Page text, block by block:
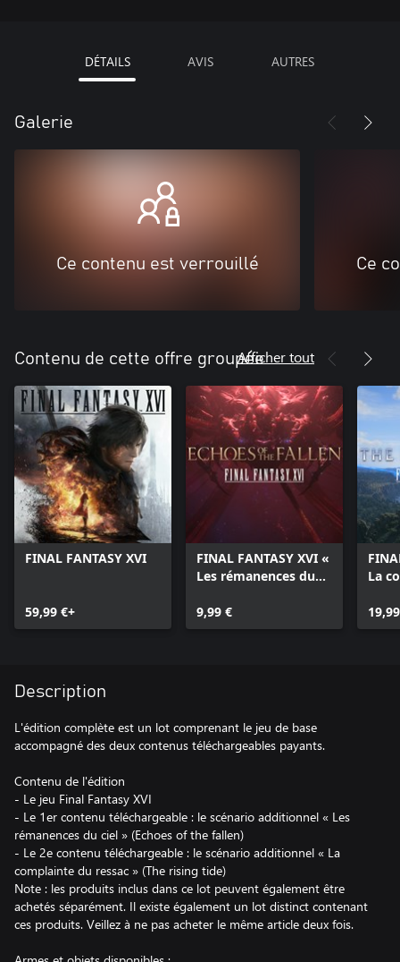
DÉTAILS AVIS AUTRES
Galerie
Ce contenu est verrouillé Ce
Contenu de cette offre groupéeAfficher tout
FINAL FANTASY XVI
59,99 €+
FINAL FANTASY XVI «
Les rémanences du
Fallen)
9,99 €
La
tide)
Description
L'édition complète est un lot comprenant le jeu de base
accompagné des deux contenus téléchargeables payants.
Contenu de l'édition
- Le jeu Final Fantasy XVI
- Le 1er contenu téléchargeable : le scénario additionnel « Les
rémanences du ciel » (Echoes of the fallen)
- Le 2e contenu téléchargeable : le scénario additionnel « La
complainte du ressac » (The rising tide)
Note : les produits inclus dans ce lot peuvent également être
achetés séparément. Il existe également un lot distinct contenant
ces produits. Veillez à ne pas acheter le même article deux fois.